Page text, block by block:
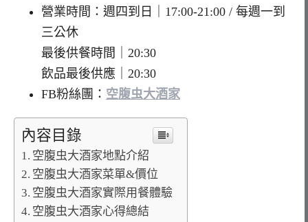
營業時間：週四到日｜17:00-21:00 / 每週一到
三公休
最後供餐時間｜20:30
飲品最後供應｜20:30
FB粉絲團： 空腹虫大酒家
內容目錄
空腹虫大酒家地點介紹
空腹虫大酒家菜單&價位
空腹虫大酒家實際用餐體驗
空腹虫大酒家心得總結